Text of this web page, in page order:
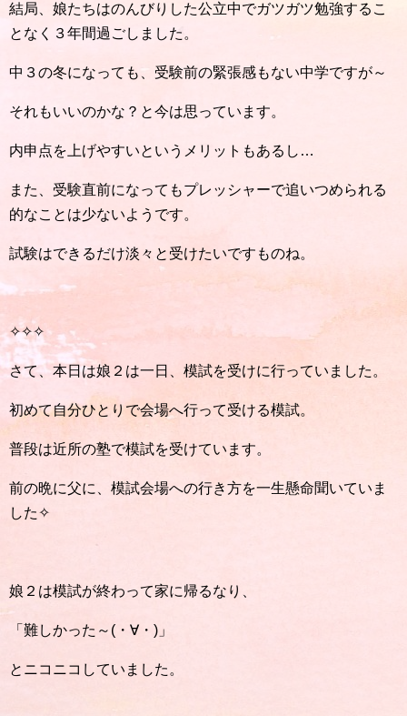
結局、娘たちはのんびりした公立中でガツガツ勉強するこ
となく３年間過ごしました。
中３の冬になっても、受験前の緊張感もない中学ですが～
それもいいのかな？と今は思っています。
内申点を上げやすいというメリットもあるし…
また、受験直前になってもプレッシャーで追いつめられる
的なことは少ないようです。
試験はできるだけ淡々と受けたいですものね。
✧✧✧
さて、本日は娘２は一日、模試を受けに行っていました。
初めて自分ひとりで会場へ行って受ける模試。
普段は近所の塾で模試を受けています。
前の晩に父に、模試会場への行き方を一生懸命聞いていま
した✧
娘２は模試が終わって家に帰るなり、
「難しかった～(・∀・)」
とニコニコしていました。